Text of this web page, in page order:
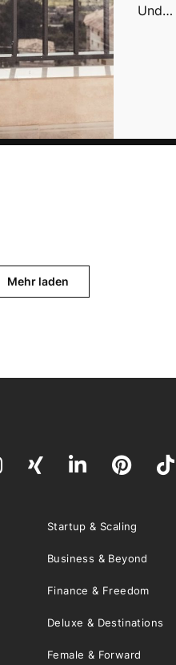
Und…
Mehr laden
Startup & Scaling
Business & Beyond
Finance & Freedom
Deluxe & Destinations
Female & Forward